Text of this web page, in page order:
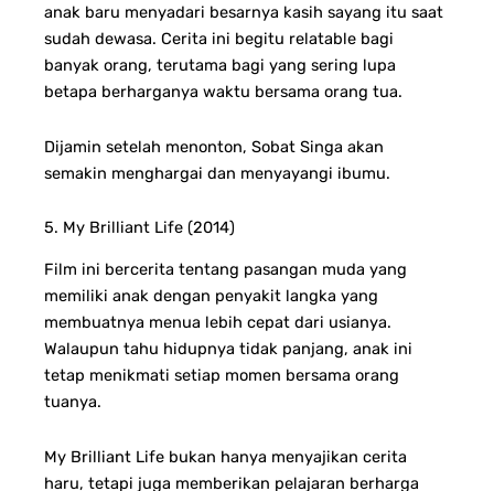
anak baru menyadari besarnya kasih sayang itu saat
sudah dewasa. Cerita ini begitu relatable bagi
banyak orang, terutama bagi yang sering lupa
betapa berharganya waktu bersama orang tua.
Dijamin setelah menonton, Sobat Singa akan
semakin menghargai dan menyayangi ibumu.
5. My Brilliant Life (2014)
Film ini bercerita tentang pasangan muda yang
memiliki anak dengan penyakit langka yang
membuatnya menua lebih cepat dari usianya.
Walaupun tahu hidupnya tidak panjang, anak ini
tetap menikmati setiap momen bersama orang
tuanya.
My Brilliant Life bukan hanya menyajikan cerita
haru, tetapi juga memberikan pelajaran berharga